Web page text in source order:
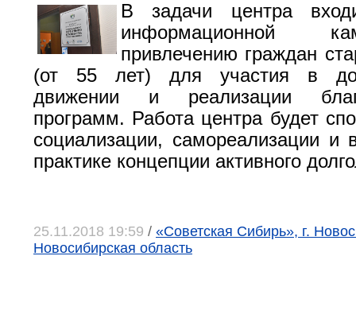
В задачи центра
информационной
привлечению граждан
(от 55 лет) для участия в
движении и реализации
программ. Работа центра будет
социализации, самореализации и
практике концепции активного
25.11.2018 19:59 / «Советская Сибирь», г.
Новосибирская область